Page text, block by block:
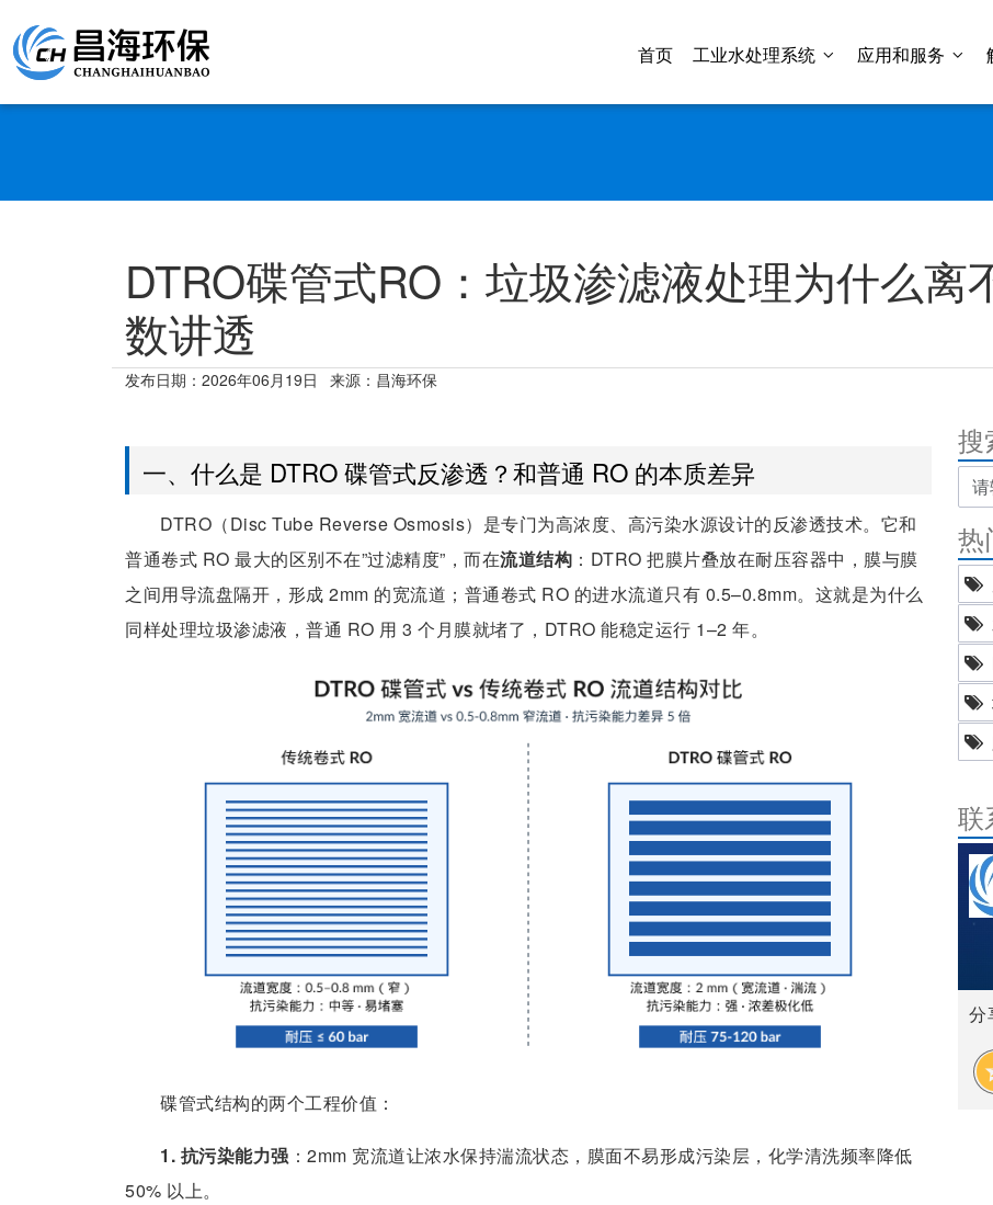
首页 工业水处理系统 应用和服务
DTRO碟管式RO：垃圾渗滤液处理为什么离
数讲透
发布日期： 2026年06月19日 来源：昌海环保
一、什么是 DTRO 碟管式反渗透？和普通 RO 的本质差异
DTRO（Disc Tube Reverse Osmosis）是专门为高浓度、高污染水源设计的反渗透技术。它和
普通卷式 RO 最大的区别不在”过滤精度”，而在流道结构 ：DTRO 把膜片叠放在耐压容器中，膜与膜
之间用导流盘隔开，形成 2mm 的宽流道；普通卷式 RO 的进水流道只有 0.5–0.8mm。这就是为什么
同样处理垃圾渗滤液，普通 RO 用 3 个月膜就堵了，DTRO 能稳定运行 1–2 年。
碟管式结构的两个工程价值：
1. 抗污染能力强 ：2mm 宽流道让浓水保持湍流状态，膜面不易形成污染层，化学清洗频率降低
50% 以上。
搜
热
联
分